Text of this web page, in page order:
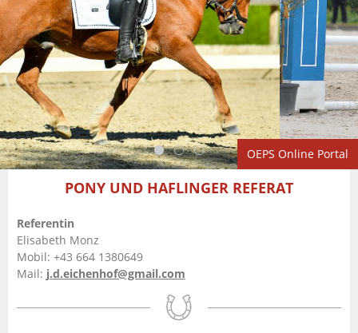
OEPS Online Portal
PONY UND HAFLINGER REFERAT
Referentin
Elisabeth Monz
Mobil: +43 664 1380649
Mail: j.d.eichenhof@gmail.com